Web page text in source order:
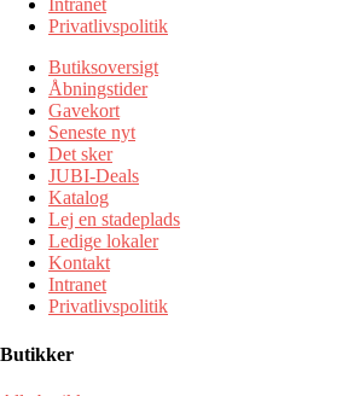
Intranet
Privatlivspolitik
Butiksoversigt
Åbningstider
Gavekort
Seneste nyt
Det sker
JUBI-Deals
Katalog
Lej en stadeplads
Ledige lokaler
Kontakt
Intranet
Privatlivspolitik
Butikker